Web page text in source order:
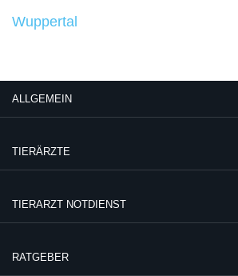
Wuppertal
ALLGEMEIN
TIERÄRZTE
TIERARZT NOTDIENST
RATGEBER